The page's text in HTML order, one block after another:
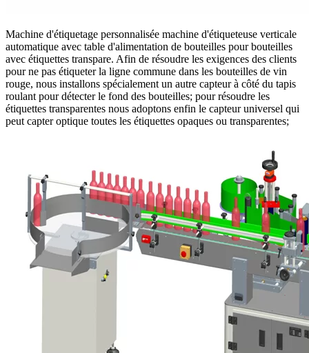
Machine d'étiquetage personnalisée machine d'étiqueteuse verticale
automatique avec table d'alimentation de bouteilles pour bouteilles
avec étiquettes transpare. Afin de résoudre les exigences des clients
pour ne pas étiqueter la ligne commune dans les bouteilles de vin
rouge, nous installons spécialement un autre capteur à côté du tapis
roulant pour détecter le fond des bouteilles; pour résoudre les
étiquettes transparentes nous adoptons enfin le capteur universel qui
peut capter optique toutes les étiquettes opaques ou transparentes;